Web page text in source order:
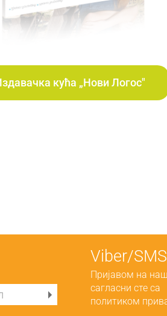
кућа „Нови Логос"
Viber/
Пријавом на
сагласни сте са
политиком